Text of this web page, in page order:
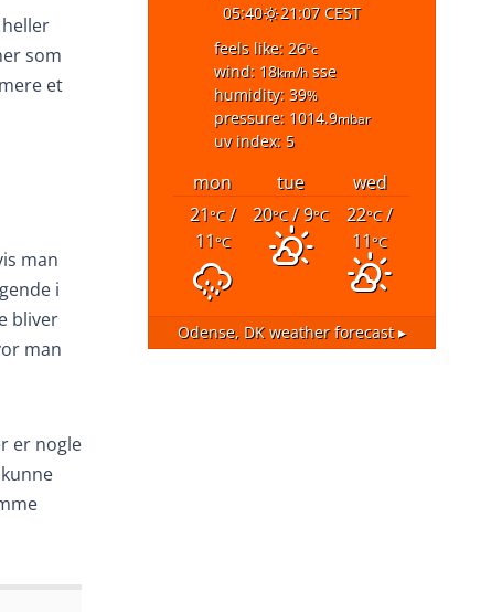
som
et
man
i
bliver
man
er nogle
05:40
21:07 CEST
feels like: 26°c
wind: 18km/hsse
humidity: 39%
pressure: 1014.9mbar
uv index: 5
mon tue
wed
21°C/
11°C
20°C/ 9°C 22°C/
11°C
Odense, DK weather forecast ▸